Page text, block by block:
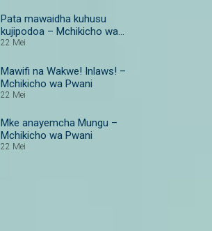
Pata mawaidha kuhusu
kujipodoa – Mchikicho wa
Pwani
22 Mei
Mawifi na Wakwe! Inlaws! –
Mchikicho wa Pwani
22 Mei
Mke anayemcha Mungu –
Mchikicho wa Pwani
22 Mei